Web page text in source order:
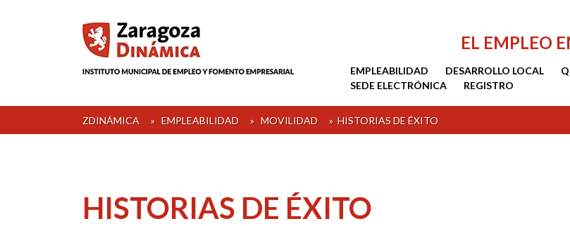
EL EMPLEO
EMPLEABILIDAD DESARROLLO LOCAL
SEDE ELECTRÓNICA
REGISTRO
ZDINÁMICA » EMPLEABILIDAD » MOVILIDAD » HISTORIAS DE ÉXITO
HISTORIAS DE ÉXITO